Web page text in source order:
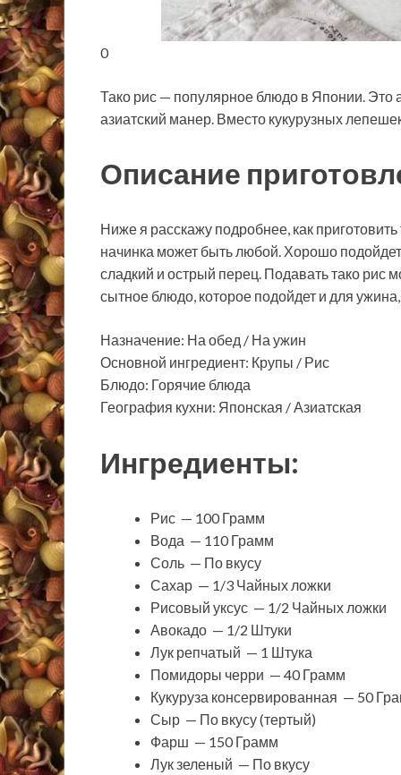
0
Тако рис — популярное блюдо в Японии. Это
азиатский манер. Вместо кукурузных
Описание
Ниже я расскажу подробнее, как
начинка может быть любой. Хорошо
сладкий и острый перец. Подавать тако рис
сытное блюдо, которое подойдет и для
Назначение: На обед / На ужин
Основной ингредиент: Крупы / Рис
Блюдо: Горячие блюда
География кухни: Японская / Азиатская
Ингредиенты:
Рис — 100 Грамм
Вода — 110 Грамм
Соль — По вкусу
Сахар — 1/3 Чайных ложки
Рисовый уксус — 1/2 Чайных ложки
Авокадо — 1/2 Штуки
Лук репчатый — 1 Штука
Помидоры черри — 40 Грамм
Кукуруза консервированная — 50
Сыр — По вкусу (тертый)
Фарш — 150 Грамм
Лук зеленый — По вкусу